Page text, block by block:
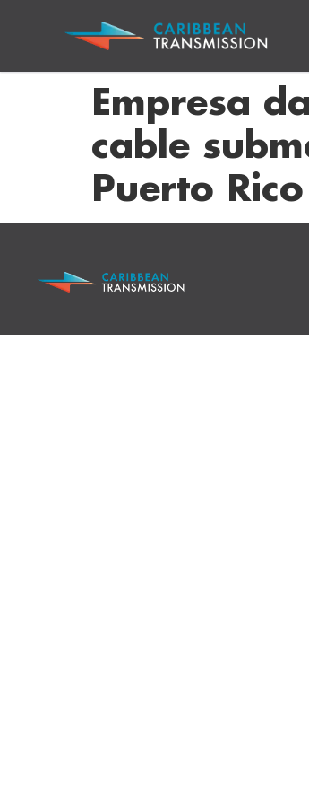
Empresa
cable
Puerto Rico